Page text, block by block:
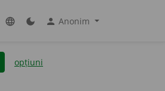
language dark_mode person Anonim
opțiuni